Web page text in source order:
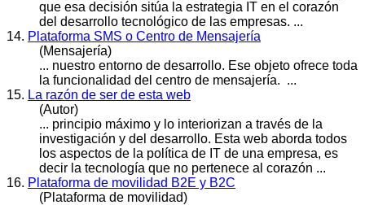
que esa decisión sitúa la estrategia IT en el corazón
del desarrollo tecnológico de las empresas. ...
14. Plataforma SMS o Centro de Mensajería
(Mensajería)
... nuestro entorno de desarrollo. Ese objeto ofrece toda
la funcionalidad del centro de mensajería. ...
15. La razón de ser de esta web
(Autor)
... principio máximo y lo interiorizan a través de la
investigación y del desarrollo. Esta web aborda todos
los aspectos de la política de IT de una empresa, es
decir la tecnología que no pertenece al corazón ...
16. Plataforma de movilidad B2E y B2C
(Plataforma de movilidad)